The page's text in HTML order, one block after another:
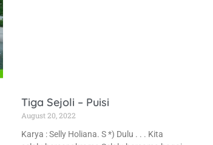
Tiga Sejoli – Puisi
August 20, 2022
Karya : Selly Holiana. S *) Dulu . . . Kita